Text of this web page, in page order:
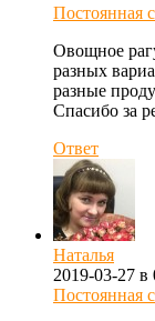
Постоянная
Овощное
разных
разные
Спасибо за
Ответ
Наталья
2019-03-27 в
Постоянная